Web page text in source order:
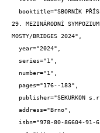
29. MEZINÁRODNÍ SYMPOZIUM
MOSTY/BRIDGES 2024",